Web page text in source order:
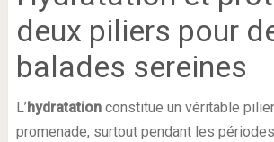
deux piliers pour
balades sereines
L’hydratationconstitue un véritable
promenade, surtout pendant les